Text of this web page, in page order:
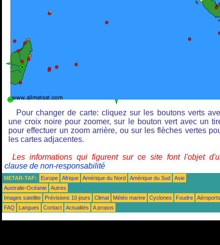
Pour changer de carte: cliquez sur les boutons verts
une croix noire pour zoomer, sur le bouton vert avec un
pour effectuer un zoom arrière, ou sur les flèches vertes
les cartes adjacentes.
Les informations qui figurent sur ce site font l'objet
clause de non-responsabilité
METAR-TAF: Europe Afrique Amérique du Nord Amérique du Sud
Asie
Australie-Océanie
Autres
Images satellite
Prévisions 10 jours Climat Météo marine Cyclones Foudre
Aéroports
FAQ
Langues Contact Actualités A propos